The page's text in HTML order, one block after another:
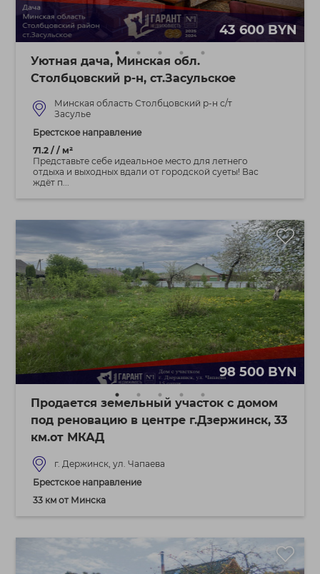
43 600 BYN
Уютная дача, Минская обл.
Столбцовский р-н, ст.Засульское
Минская область Столбцовский р-н с/т
Засулье
Брестское направление
71.2 / / м²
Представьте себе идеальное место для летнего
отдыха и выходных вдали от городской суеты! Вас
ждёт п...
98 500 BYN
Продается земельный участок с домом
под реновацию в центре г.Дзержинск, 33
км.от МКАД
г. Держинск, ул. Чапаева
Брестское направление
33 км от Минска